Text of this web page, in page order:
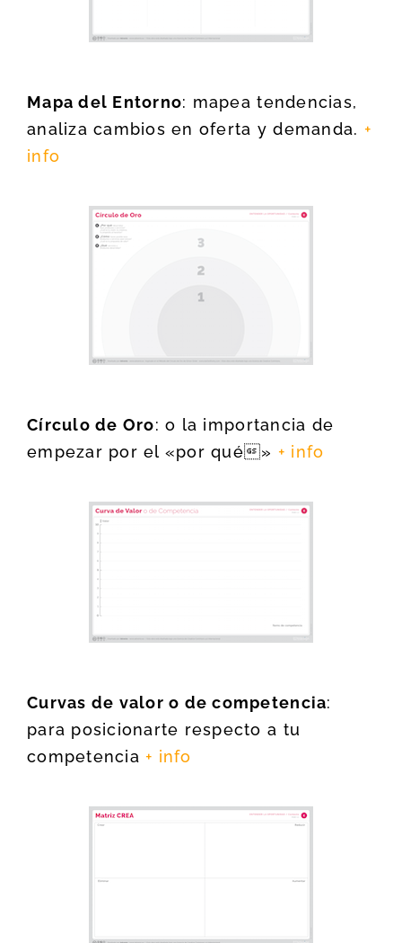
Mapa del Entorno: mapea tendencias,
analiza cambios en oferta y demanda. +
info
Círculo de Oro: o la importancia de
empezar por el «por qué» + info
Curvas de valor o de competencia:
para posicionarte respecto a tu
competencia+ info